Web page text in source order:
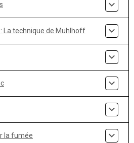
La technique de Muhlhoff
la fumée